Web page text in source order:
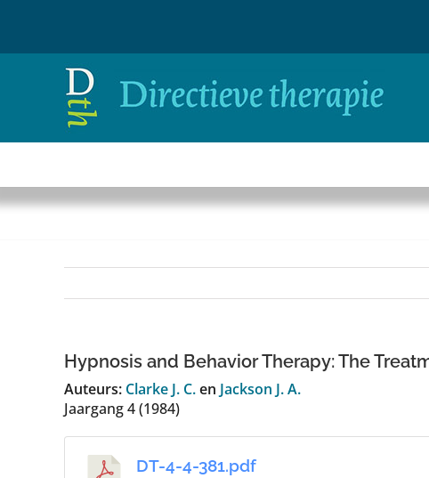
inhoud
Hypnosis and Behavior Therapy: The
Auteurs: Clarke J. C.en Jackson J. A.
Jaargang 4 (1984)
DT-4-4-381.pdf